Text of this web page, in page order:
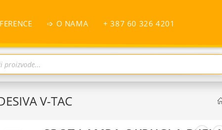
➩ O NAMA + 387 60 326 4201
V-TAC